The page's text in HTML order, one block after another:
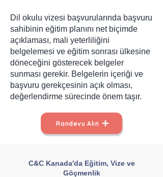
Dil okulu vizesi başvurularında başvuru
sahibinin eğitim planını net biçimde
açıklaması, mali yeterliliğini
belgelemesi ve eğitim sonrası ülkesine
döneceğini gösterecek belgeler
sunması gerekir. Belgelerin içeriği ve
başvuru gerekçesinin açık olması,
değerlendirme sürecinde önem taşır.
Randevu Alın
C&C Kanada'da Eğitim, Vize ve
Göçmenlik